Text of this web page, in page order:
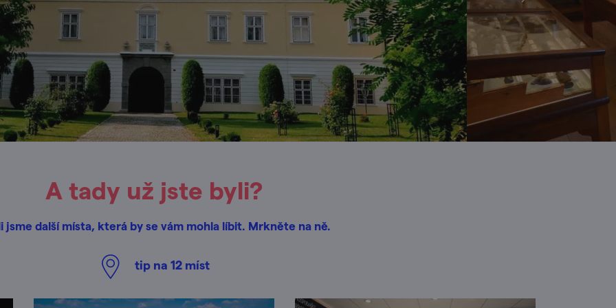
A tady už jste byli?
jsme další místa, která by se vám mohla líbit. Mrkněte na ně.
tip na 12 míst